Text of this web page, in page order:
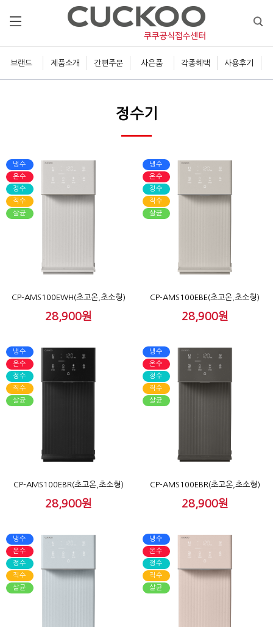
브랜드 제품소개 간편주문 사은품 각종혜택 사용후기
정수기
CP-AMS100EWH(초고온,초소형)
28,900원
냉수
온수
정수
직수
살균
CP-AMS100EBE(초고온,초소형)
28,900원
냉수
온수
정수
직수
살균
CP-AMS100EBR(초고온,초소형)
28,900원
냉수
온수
정수
직수
살균
CP-AMS100EBR(초고온,초소형)
28,900원
냉수
온수
정수
직수
살균
냉수
온수
정수
직수
살균
냉수
온수
정수
직수
살균